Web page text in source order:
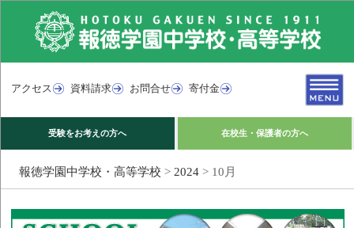
アクセス 資料請求 お問合せ 寄付金
受験をお考えの方へ 在校生・保護者の方へ
報徳学園中学校・高等学校 > 2024> 10月